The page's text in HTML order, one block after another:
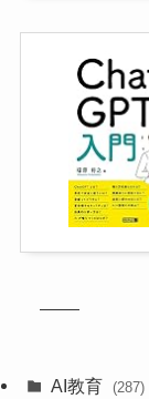
AI教育 (287)